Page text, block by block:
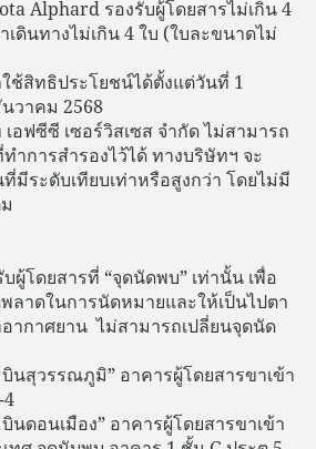
Alphard รองรับผู้โดยสารไม่เกิน 4
เดินทางไม่เกิน 4 ใบ (ใบละขนาดไม่
ช้สิทธิประโยชน์ได้ตั้งแต่วันที่ 1
วาคม 2568
อฟซีซี เซอร์วิสเซส จำกัด ไม่สามารถ
ำการสำรองไว้ได้ ทางบริษัทฯ จะ
มีระดับเทียบเท่าหรือสูงกว่า โดยไม่มี
ผู้โดยสารที่ “จุดนัดพบ” เท่านั้น เพื่อ
ลาดในการนัดหมายและให้เป็นไปตา
ากาศยาน ไม่สามารถเปลี่ยนจุดนัด
นสุวรรณภูมิ” อาคารผู้โดยสารขาเข้า
4
นดอนเมือง” อาคารผู้โดยสารขาเข้า